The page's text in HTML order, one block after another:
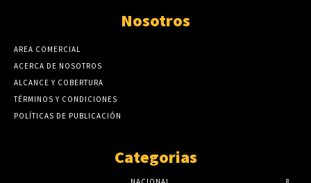
Nosotros
AREA COMERCIAL
ACERCA DE NOSOTROS
ALCANCE Y COBERTURA
TÉRMINOS Y CONDICIONES
POLÍTICAS DE PUBLICACIÓN
Categorias